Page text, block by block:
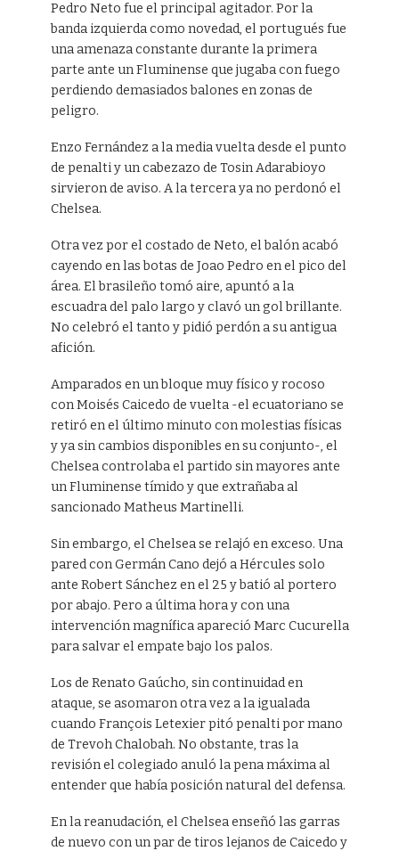
Pedro Neto fue el principal agitador. Por la
banda izquierda como novedad, el portugués fue
una amenaza constante durante la primera
parte ante un Fluminense que jugaba con fuego
perdiendo demasiados balones en zonas de
peligro.
Enzo Fernández a la media vuelta desde el punto
de penalti y un cabezazo de Tosin Adarabioyo
sirvieron de aviso. A la tercera ya no perdonó el
Chelsea.
Otra vez por el costado de Neto, el balón acabó
cayendo en las botas de Joao Pedro en el pico del
área. El brasileño tomó aire, apuntó a la
escuadra del palo largo y clavó un gol brillante.
No celebró el tanto y pidió perdón a su antigua
afición.
Amparados en un bloque muy físico y rocoso
con Moisés Caicedo de vuelta -el ecuatoriano se
retiró en el último minuto con molestias físicas
y ya sin cambios disponibles en su conjunto-, el
Chelsea controlaba el partido sin mayores ante
un Fluminense tímido y que extrañaba al
sancionado Matheus Martinelli.
Sin embargo, el Chelsea se relajó en exceso. Una
pared con Germán Cano dejó a Hércules solo
ante Robert Sánchez en el 25 y batió al portero
por abajo. Pero a última hora y con una
intervención magnífica apareció Marc Cucurella
para salvar el empate bajo los palos.
Los de Renato Gaúcho, sin continuidad en
ataque, se asomaron otra vez a la igualada
cuando François Letexier pitó penalti por mano
de Trevoh Chalobah. No obstante, tras la
revisión el colegiado anuló la pena máxima al
entender que había posición natural del defensa.
En la reanudación, el Chelsea enseñó las garras
de nuevo con un par de tiros lejanos de Caicedo y